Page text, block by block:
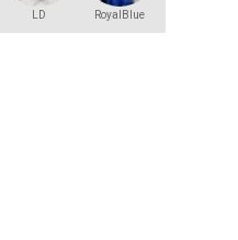
LD RoyalBlue